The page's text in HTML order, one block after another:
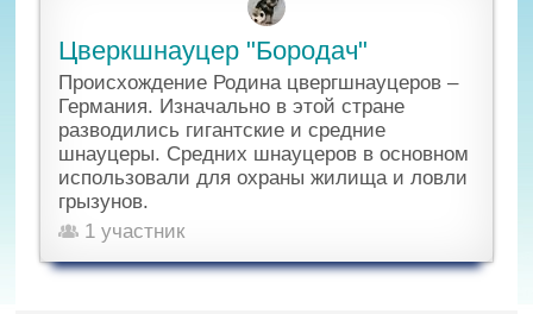
Цверкшнауцер "Бородач"
Происхождение Родина цвергшнауцеров –
Германия. Изначально в этой стране
разводились гигантские и средние
шнауцеры. Средних шнауцеров в основном
использовали для охраны жилища и ловли
грызунов.
1 участник